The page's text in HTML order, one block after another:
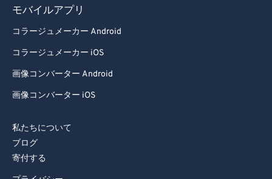
モバイルアプリ
コラージュメーカー Android
コラージュメーカー iOS
画像コンバーター Android
画像コンバーター iOS
私たちについて
ブログ
寄付する